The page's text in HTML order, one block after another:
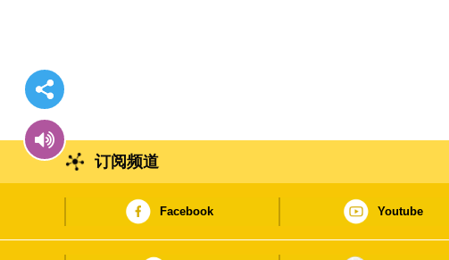
订阅频道
Facebook Youtube